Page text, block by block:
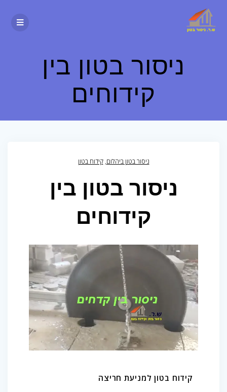
ניסור בטון בין
קידוחים
ניסור בטון ביהלום,קידוח בטון
ניסור בטון בין
קידוחים
קידוח בטון למניעת חריצה